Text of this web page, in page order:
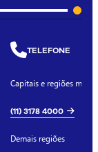
TELEFONE
Capitais e regiões
(11) 3178 4000
Demais regiões